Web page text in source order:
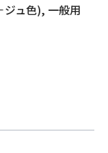
ュ色), 一般用